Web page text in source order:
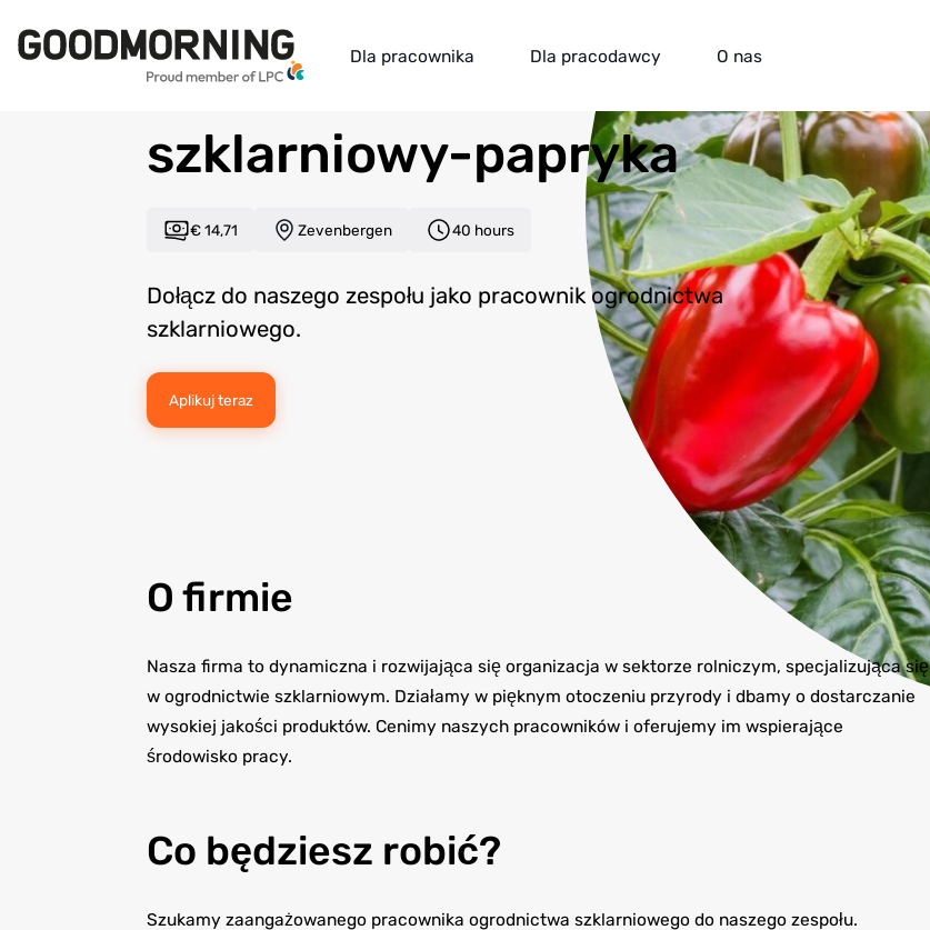
Dla pracownika Dla pracodawcy O nas
Back to overview
Pracownik
szklarniowy-papryka
€ 14,71 Zevenbergen 40 hours
Dołącz do naszego zespołu jako pracownik ogrodnictwa
szklarniowego.
Aplikuj teraz
O firmie
Nasza firma to dynamiczna i rozwijająca się organizacja w sektorze rolniczym, specjalizująca się
w ogrodnictwie szklarniowym. Działamy w pięknym otoczeniu przyrody i dbamy o dostarczanie
wysokiej jakości produktów. Cenimy naszych pracowników i oferujemy im wspierające
środowisko pracy.
Co będziesz robić?
Szukamy zaangażowanego pracownika ogrodnictwa szklarniowego do naszego zespołu.